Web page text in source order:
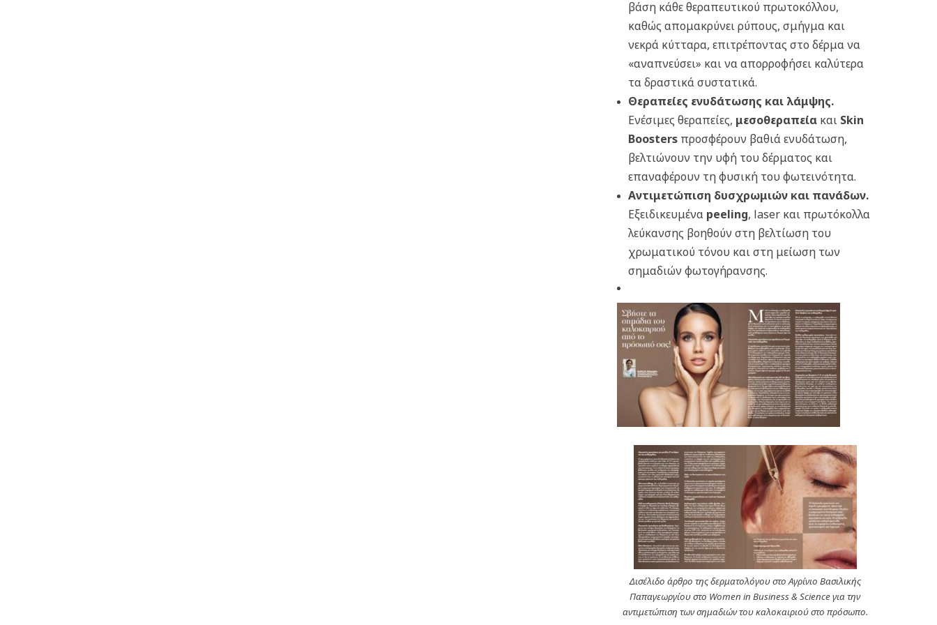
βάση κάθε θεραπευτικού πρωτοκόλλου,
καθώς απομακρύνει ρύπους, σμήγμα και
νεκρά κύτταρα, επιτρέποντας στο δέρμα να
«αναπνεύσει» και να απορροφήσει καλύτερα
τα δραστικά συστατικά.
Θεραπείες ενυδάτωσης και λάμψης.
Ενέσιμες θεραπείες, μεσοθεραπείακαι Skin
Boostersπροσφέρουν βαθιά ενυδάτωση,
βελτιώνουν την υφή του δέρματος και
επαναφέρουν τη φυσική του φωτεινότητα.
Αντιμετώπιση δυσχρωμιών και πανάδων.
Εξειδικευμένα peeling, laser και πρωτόκολλα
λεύκανσης βοηθούν στη βελτίωση του
χρωματικού τόνου και στη μείωση των
σημαδιών φωτογήρανσης.
Δισέλιδο άρθρο της δερματολόγου στο Αγρίνιο Βασιλικής
Παπαγεωργίου στο Women in Business & Science για την
αντιμετώπιση των σημαδιών του καλοκαιριού στο πρόσωπο.